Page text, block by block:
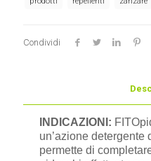
Condividi
INDICAZIONI:
un’azione detergente
permette di